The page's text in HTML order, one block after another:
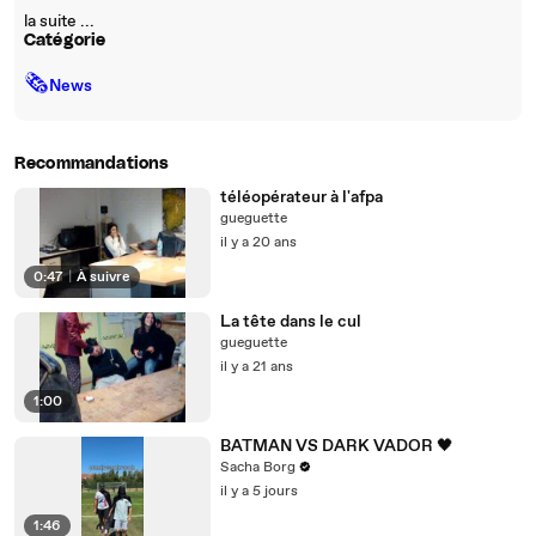
la suite ...
Catégorie
🗞News
Recommandations
0:47 | À suivre
téléopérateur à l'afpa
gueguette
il y a 20 ans
1:00
La tête dans le cul
gueguette
il y a 21 ans
1:46
BATMAN VS DARK VADOR 🖤
Sacha Borg
il y a 5 jours